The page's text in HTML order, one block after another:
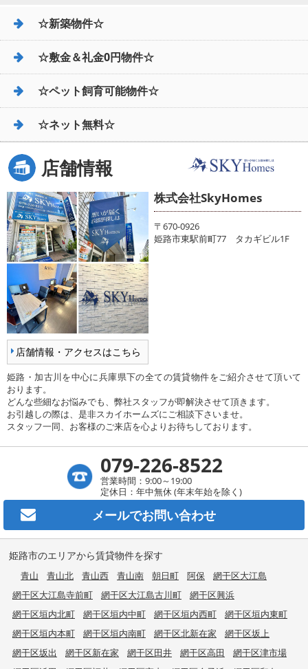
☆新築物件☆
☆敷金＆礼金0円物件☆
☆ペット飼育可能物件☆
☆ネット無料☆
店舗情報
店舗情報・アクセスはこちら
株式会社SkyHomes
〒670-0926
姫路市東駅前町77 タカギビル1F
姫路・加古川を中心に兵庫県下の全ての賃貸物件をご紹介させて頂いて
おります。
どんな些細なお悩みでも、弊社スタッフが即解決させて頂きます。
お引越しの際は、是非スカイホームズにご相談下さいませ。
スタッフ一同、お客様のご来店を心よりお待ちしております。
079-226-8522
営業時間：9:00～19:00
定休日：年中無休 (年末年始を除く)
メールでお問い合わせ
姫路市のエリアから賃貸物件を探す
青山 青山北 青山西 青山南 朝日町 阿保
網干区大江島
網干区大江島寺前町
網干区大江島古川町
網干区興浜
網干区垣内北町
網干区垣内中町 網干区垣内西町
網干区垣内東町
網干区垣内本町
網干区垣内南町 網干区北新在家
網干区坂上
網干区坂出
網干区新在家 網干区田井 網干区高田
網干区津市場